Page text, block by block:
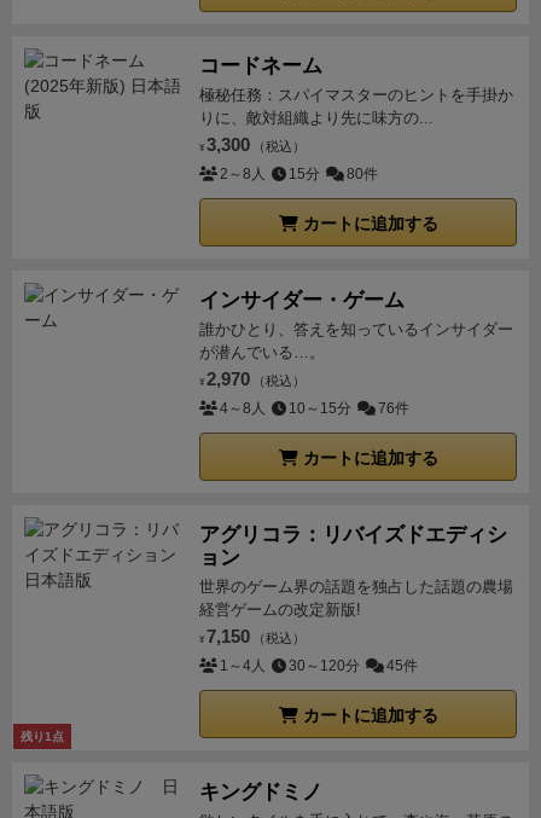
コードネーム
極秘任務：スパイマスターのヒントを手掛か
りに、敵対組織より先に味方の...
¥ 3,300 （税込）
2～8人 15分 80件
カートに追加する
インサイダー・ゲーム
誰かひとり、答えを知っているインサイダー
が潜んでいる…。
¥ 2,970 （税込）
4～8人 10～15分 76件
カートに追加する
残り1点
アグリコラ：リバイズドエディシ
ョン
世界のゲーム界の話題を独占した話題の農場
経営ゲームの改定新版!
¥ 7,150 （税込）
1～4人 30～120分 45件
カートに追加する
キングドミノ